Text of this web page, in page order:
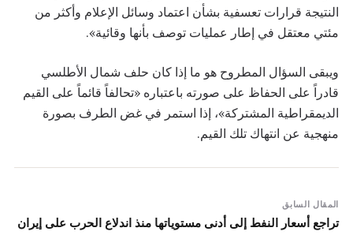
النتيجة قرارات تعسفية بشأن اعتماد وسائل الإعلام وأكثر من
مئتي معتقل في إطار عمليات توصف بأنها وقائية».
ويبقى السؤال المطروح هو ما إذا كان حلف شمال الأطلسي
قادراً على الحفاظ على صورته باعتباره «تحالفاً قائماً على القيم
الديمقراطية المشتركة»، إذا استمر في غض الطرف بصورة
منهجية عن انتهاك تلك القيم.
المقال السابق
تراجع أسعار النفط إلى أدنى مستوياتها منذ اندلاع الحرب على إيران